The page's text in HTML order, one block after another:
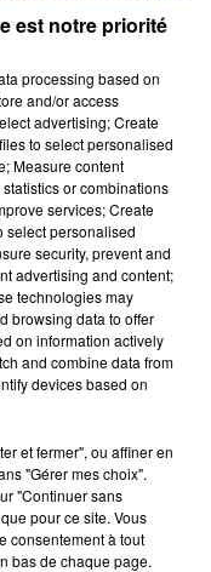
CHOOZ
centrale
Une situation
qui est toujours
FERME
ville
contraint de
est notre priorité
processing based on
and/or access
advertising; Create
to select personalised
Measure content
or combinations
services; Create
select personalised
security, prevent and
advertising and content;
technologies may
browsing data to offer
on information actively
and combine data from
devices based on
et fermer", ou affiner en
"Gérer mes choix".
"Continuer sans
pour ce site. Vous
consentement à tout
bas de chaque page.